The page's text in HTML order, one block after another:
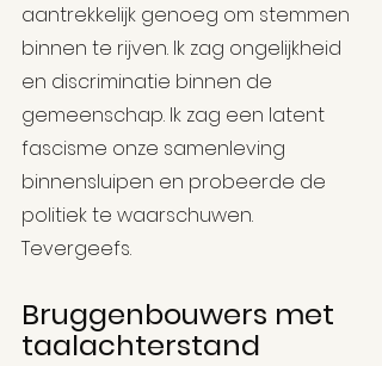
aantrekkelijk genoeg om stemmen
binnen te rijven. Ik zag ongelijkheid
en discriminatie binnen de
gemeenschap. Ik zag een latent
fascisme onze samenleving
binnensluipen en probeerde de
politiek te waarschuwen.
Tevergeefs.
Bruggenbouwers met
taalachterstand